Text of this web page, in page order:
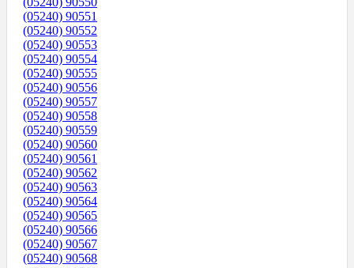
(05240) 90551
(05240) 90552
(05240) 90553
(05240) 90554
(05240) 90555
(05240) 90556
(05240) 90557
(05240) 90558
(05240) 90559
(05240) 90560
(05240) 90561
(05240) 90562
(05240) 90563
(05240) 90564
(05240) 90565
(05240) 90566
(05240) 90567
(05240) 90568